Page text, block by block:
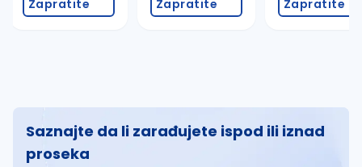
Zapratite Zapratite Zapratite
Saznajte da li zarađujete ispod ili iznad
proseka